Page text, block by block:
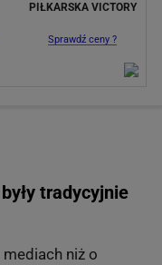
PIŁKARSKA VICTORY
Sprawdź ceny ?
tradycyjnie
niż o